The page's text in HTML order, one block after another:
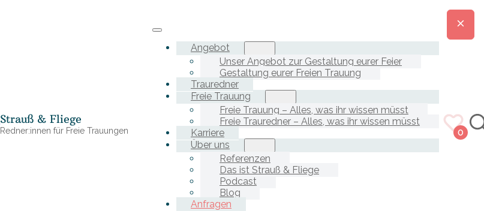
Strauß & Fliege
Redner:innen für Freie Trauungen
Angebot
Unser Angebot zur Gestaltung eurer Feier
Gestaltung eurer Freien Trauung
Trauredner
Freie Trauung
Freie Trauung – Alles, was ihr wissen müsst
Freie Trauredner – Alles, was ihr wissen müsst
Karriere
Über uns
Referenzen
Das ist Strauß & Fliege
Podcast
Blog
Anfragen
0